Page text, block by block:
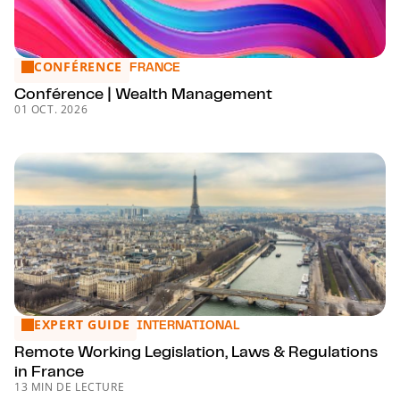
Conférence | Wealth Management
CONFÉRENCE FRANCE
Conférence | Wealth Management
01 OCT. 2026
Remote Working Legislation, Laws & Regulations in France
EXPERT GUIDE INTERNATIONAL
Remote Working Legislation, Laws & Regulations
in France
13 MIN DE LECTURE